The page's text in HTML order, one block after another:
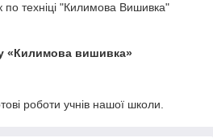
техніці "Килимова Вишивка"
«Килимова вишивка»
роботи учнів нашої школи.